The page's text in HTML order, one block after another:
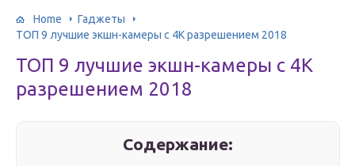
Home
Гаджеты
ТОП 9 лучшие экшн-камеры с 4K разрешением 2018
ТОП 9 лучшие экшн-камеры с 4K
разрешением 2018
Содержание: